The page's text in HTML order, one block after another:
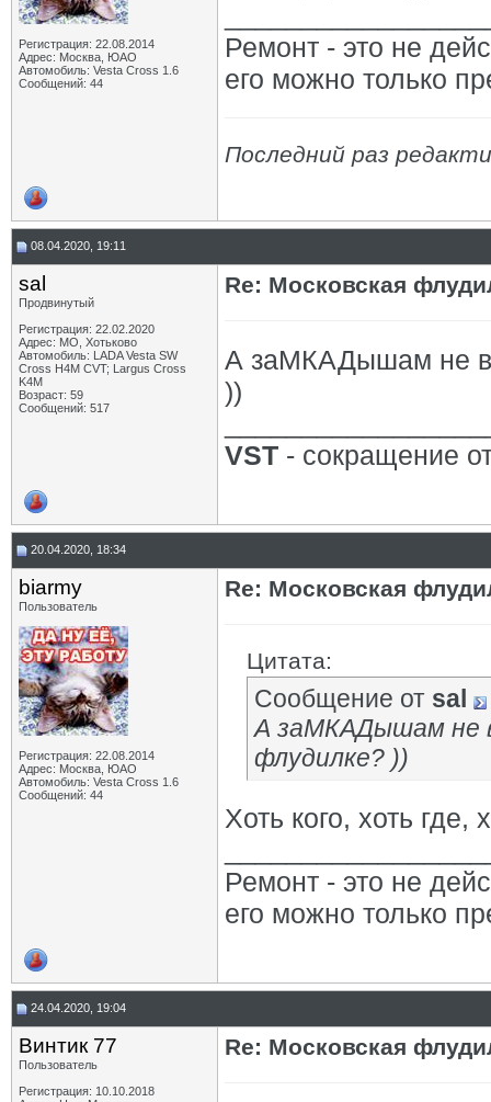
Регистрация: 22.08.2014
Адрес: Москва, ЮАО
Автомобиль: Vesta Cross 1.6
Сообщений: 44
Ремонт - это не
его можно только
Последний раз
08.04.2020, 19:11
sal
Продвинутый
Регистрация: 22.02.2020
Адрес: МО, Хотьково
Автомобиль: LADA Vesta SW
Cross H4M CVT; Largus Cross
K4M
Возраст: 59
Сообщений: 517
Re: Московская
А заМКАДышам не
))
VST - сокращение
20.04.2020, 18:34
biarmy
Пользователь
Регистрация: 22.08.2014
Адрес: Москва, ЮАО
Автомобиль: Vesta Cross 1.6
Сообщений: 44
Re: Московская
Цитата:
Сообщение от sal
А заМКАДышам не
флудилке? ))
Хоть кого, хоть где,
Ремонт - это не
его можно только
24.04.2020, 19:04
Винтик 77
Пользователь
Регистрация: 10.10.2018
Re: Московская